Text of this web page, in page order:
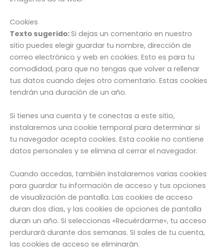
Cookies
Texto sugerido:Si dejas un comentario en nuestro
sitio puedes elegir guardar tu nombre, dirección de
correo electrónico y web en cookies. Esto es para tu
comodidad, para que no tengas que volver a rellenar
tus datos cuando dejes otro comentario. Estas cookies
tendrán una duración de un año.
Si tienes una cuenta y te conectas a este sitio,
instalaremos una cookie temporal para determinar si
tu navegador acepta cookies. Esta cookie no contiene
datos personales y se elimina al cerrar el navegador.
Cuando accedas, también instalaremos varias cookies
para guardar tu información de acceso y tus opciones
de visualización de pantalla. Las cookies de acceso
duran dos días, y las cookies de opciones de pantalla
duran un año. Si seleccionas «Recuérdarme», tu acceso
perdurará durante dos semanas. Si sales de tu cuenta,
las cookies de acceso se eliminarán.